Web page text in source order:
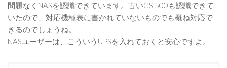
問題なくNASを認識できています。古いCS 500も認識できて
いたので、対応機種表に書かれていないものでも概ね対応で
きるのでしょうね。
NASユーザーは、こういうUPSを入れておくと安心ですよ。